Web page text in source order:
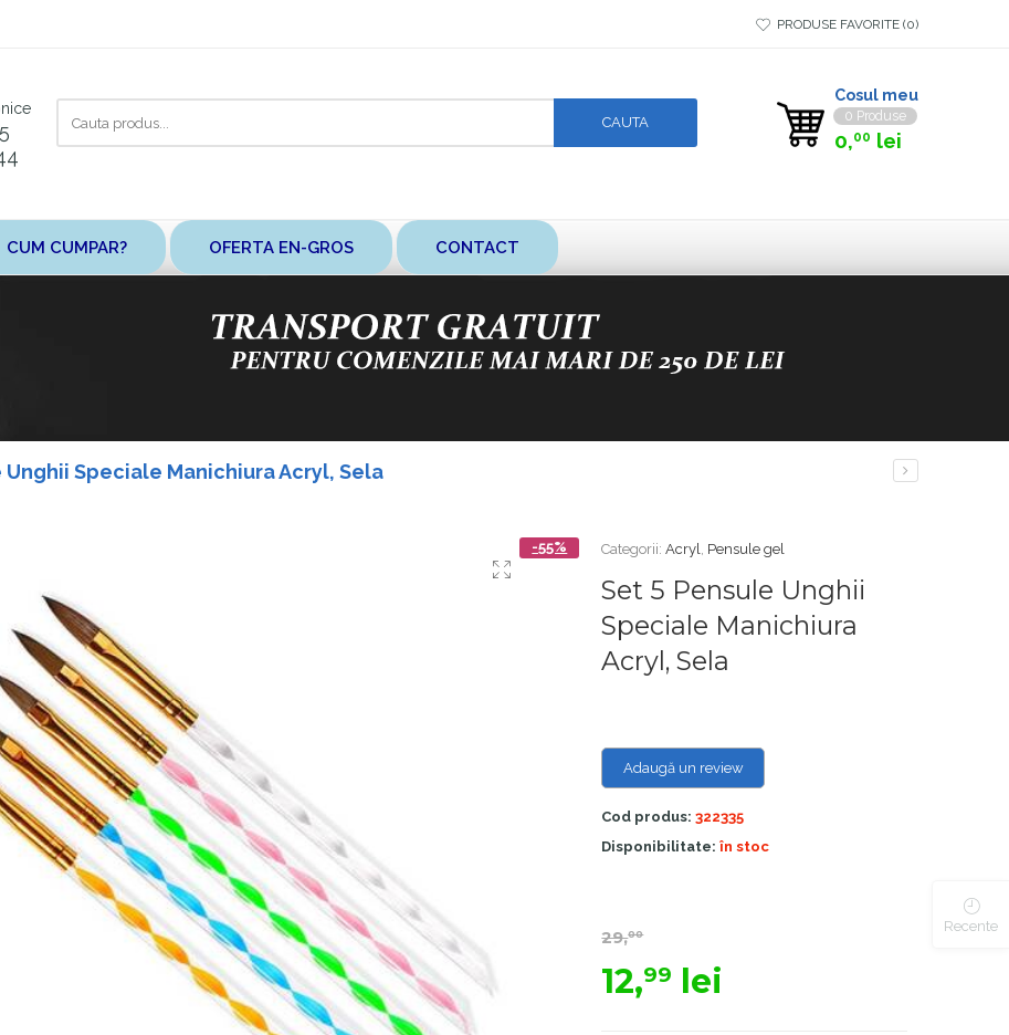
PRODUSE FAVORITE 0
aici
Cosul meu
0 Produse
0,00 lei
CUM CUMPAR? OFERTA EN-GROS CONTACT
Unghii Speciale Manichiura Acryl, Sela
-55% Categorii:Acryl, Pensule gel
Set 5 Pensule Unghii
Speciale Manichiura
Acryl, Sela
Adaugă un review
Cod produs:322335
Disponibilitate: în stoc
29,00
12,99 lei
Recente